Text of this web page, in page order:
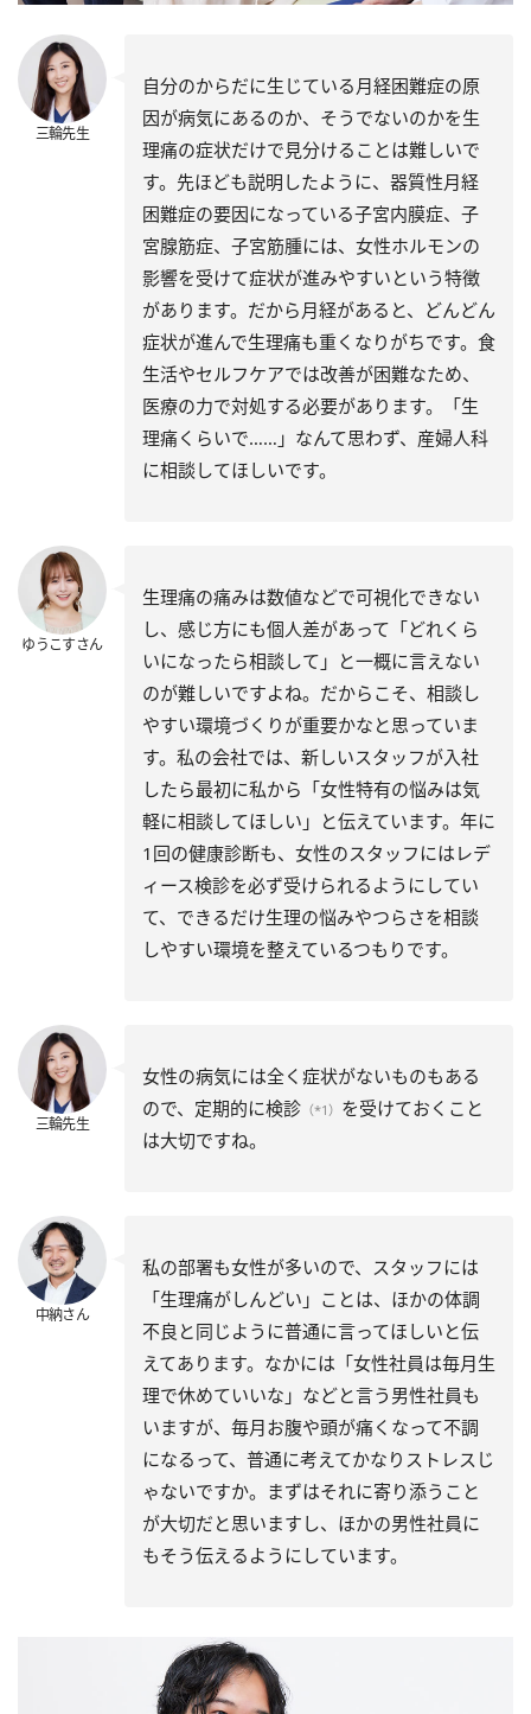
三輪先生
自分のからだに生じている月経困難症の原
因が病気にあるのか、そうでないのかを生
理痛の症状だけで見分けることは難しいで
す。先ほども説明したように、器質性月経
困難症の要因になっている子宮内膜症、子
宮腺筋症、子宮筋腫には、女性ホルモンの
影響を受けて症状が進みやすいという特徴
があります。だから月経があると、どんどん
症状が進んで生理痛も重くなりがちです。食
生活やセルフケアでは改善が困難なため、
医療の力で対処する必要があります。「生
理痛くらいで……」なんて思わず、産婦人科
に相談してほしいです。
ゆうこすさん
生理痛の痛みは数値などで可視化できない
し、感じ方にも個人差があって「どれくら
いになったら相談して」と一概に言えない
のが難しいですよね。だからこそ、相談し
やすい環境づくりが重要かなと思っていま
す。私の会社では、新しいスタッフが入社
したら最初に私から「女性特有の悩みは気
軽に相談してほしい」と伝えています。年に
1回の健康診断も、女性のスタッフにはレデ
ィース検診を必ず受けられるようにしてい
て、できるだけ生理の悩みやつらさを相談
しやすい環境を整えているつもりです。
三輪先生
女性の病気には全く症状がないものもある
ので、定期的に検診 （*1） を受けておくこと
は大切ですね。
中納さん
私の部署も女性が多いので、スタッフには
「生理痛がしんどい」ことは、ほかの体調
不良と同じように普通に言ってほしいと伝
えてあります。なかには「女性社員は毎月生
理で休めていいな」などと言う男性社員も
いますが、毎月お腹や頭が痛くなって不調
になるって、普通に考えてかなりストレスじ
ゃないですか。まずはそれに寄り添うこと
が大切だと思いますし、ほかの男性社員に
もそう伝えるようにしています。